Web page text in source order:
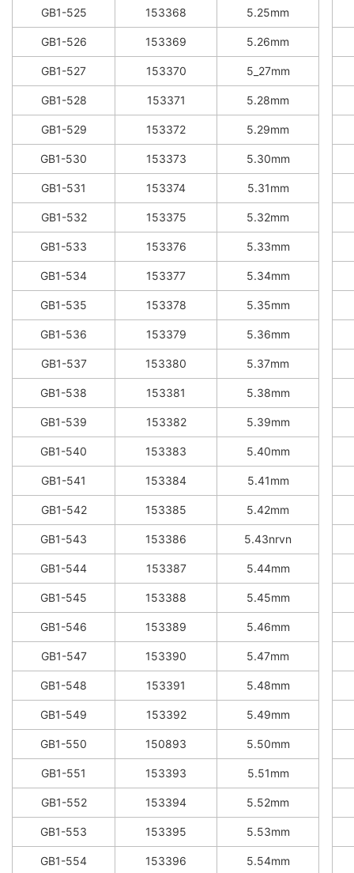
GB1-525 153368 5.25mm
GB1-526 153369 5.26mm
GB1-527 153370 5_27mm
GB1-528 153371 5.28mm
GB1-529 153372 5.29mm
GB1-530 153373 5.30mm
GB1-531 153374 5.31mm
GB1-532 153375 5.32mm
GB1-533 153376 5.33mm
GB1-534 153377 5.34mm
GB1-535 153378 5.35mm
GB1-536 153379 5.36mm
GB1-537 153380 5.37mm
GB1-538 153381 5.38mm
GB1-539 153382 5.39mm
GB1-540 153383 5.40mm
GB1-541 153384 5.41mm
GB1-542 153385 5.42mm
GB1-543 153386 5.43nrvn
GB1-544 153387 5.44mm
GB1-545 153388 5.45mm
GB1-546 153389 5.46mm
GB1-547 153390 5.47mm
GB1-548 153391 5.48mm
GB1-549 153392 5.49mm
GB1-550 150893 5.50mm
GB1-551 153393 5.51mm
GB1-552 153394 5.52mm
GB1-553 153395 5.53mm
GB1-554 153396 5.54mm